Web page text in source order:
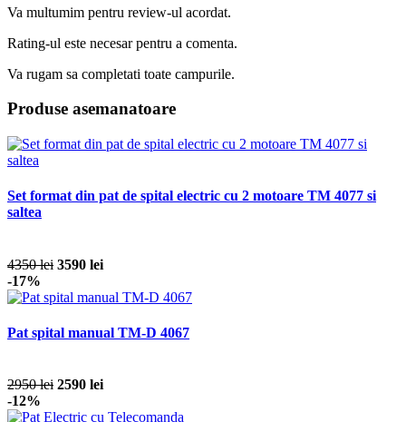
Va multumim pentru review-ul acordat.
Rating-ul este necesar pentru a comenta.
Va rugam sa completati toate campurile.
Produse asemanatoare
Set format din pat de spital electric cu 2 motoare TM 4077 si
saltea
4350 lei 3590 lei
-17%
Pat spital manual TM-D 4067
2950 lei 2590 lei
-12%